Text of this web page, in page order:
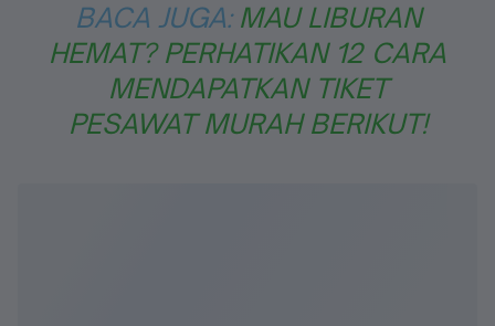
BACA JUGA: MAU LIBURAN
HEMAT? PERHATIKAN 12 CARA
MENDAPATKAN TIKET
PESAWAT MURAH BERIKUT!